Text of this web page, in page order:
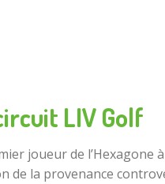
LIV Golf
joueur de l’Hexagone
la provenance